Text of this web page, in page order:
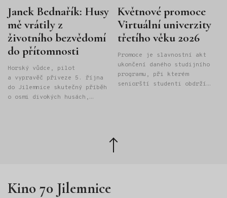
Janek Bednařík: Husy
mě vrátily z
životního bezvědomí
do přítomnosti
Horský vůdce, pilot
a vypravěč přiveze 5. října
do Jilemnice skutečný příběh
o osmi divokých husách,
a manažerskou práci. Právě
tehdy se ocitl na životní
Květnové promoce
Virtuální univerzity
třetího věku 2026
Promoce je slavnostní akt
ukončení daného studijního
programu, při kterém
seniorští studenti obdrží
Zpět
nahoru
Kino 70 Jilemnice